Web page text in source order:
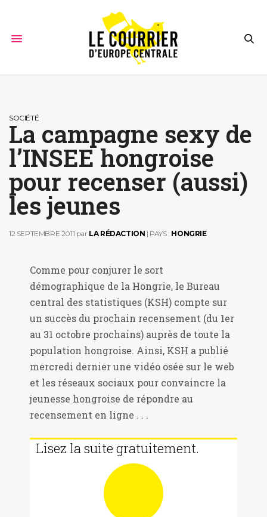
SOCIÉTÉ
La campagne sexy de
l’INSEE hongroise
pour recenser (aussi)
les jeunes
12 SEPTEMBRE 2011 par LA RÉDACTION | PAYS : HONGRIE
Comme pour conjurer le sort
démographique de la Hongrie, le Bureau
central des statistiques (KSH) compte sur
un succès du prochain recensement (du 1er
au 31 octobre prochains) auprès de toute la
population hongroise. Ainsi, KSH a publié
mercredi dernier une vidéo osée sur le web
et les réseaux sociaux pour convaincre la
jeunesse hongroise de répondre au
recensement en ligne . . .
Lisez la suite gratuitement.